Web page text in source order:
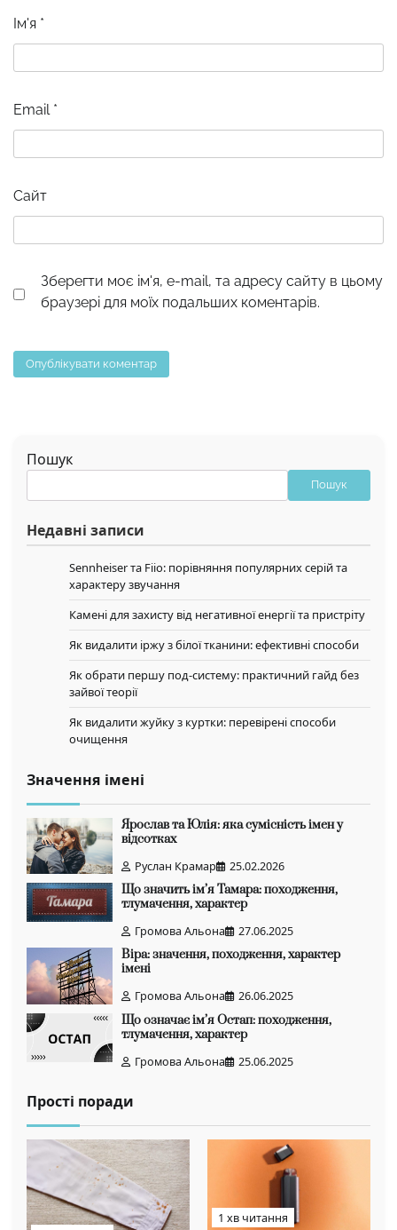
Ім'я *
Email *
Сайт
Зберегти моє ім'я, e-mail, та адресу сайту в цьому
браузері для моїх подальших коментарів.
Пошук
Пошук
Недавні записи
Sennheiser та Fiio: порівняння популярних серій та
характеру звучання
Камені для захисту від негативної енергії та пристріту
Як видалити іржу з білої тканини: ефективні способи
Як обрати першу под-систему: практичний гайд без
зайвої теорії
Як видалити жуйку з куртки: перевірені способи
очищення
Значення імені
Ярослав та Юлія: яка сумісність імен у
відсотках
Руслан Крамар
25.02.2026
Що значить ім’я Тамара: походження,
тлумачення, характер
Громова Альона
27.06.2025
Віра: значення, походження, характер
імені
Громова Альона
26.06.2025
Що означає ім’я Остап: походження,
тлумачення, характер
Громова Альона
25.06.2025
Прості поради
1 хв читання